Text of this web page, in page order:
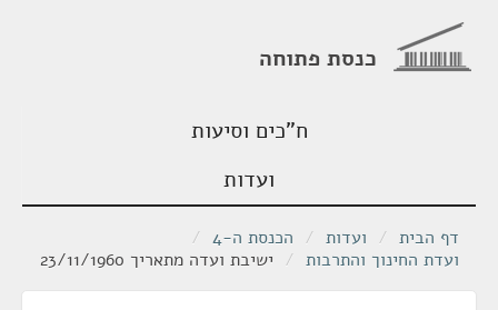
כנסת פתוחה
ח"כים וסיעות
ועדות
דף הבית / ועדות / הכנסת ה-4
/
ועדת החינוך והתרבות / ישיבת ועדה מתאריך 23/11/1960